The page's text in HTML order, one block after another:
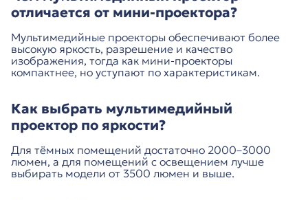
отличается от мини-проектора?
Мультимедийные проекторы обеспечивают более
высокую яркость, разрешение и качество
изображения, тогда как мини-проекторы
компактнее, но уступают по характеристикам.
Как выбрать мультимедийный
проектор по яркости?
Для тёмных помещений достаточно 2000–3000
люмен, а для помещений с освещением лучше
выбирать модели от 3500 люмен и выше.